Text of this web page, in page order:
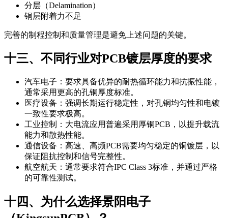
分层（Delamination）
铜层附着力不足
完善的制程控制和质量管理是避免上述问题的关键。
十三、不同行业对PCB镀层厚度的要求
汽车电子：要求具备优异的耐热循环能力和抗振性能，
通常采用更高的孔铜厚度标准。
医疗设备：强调长期运行稳定性，对孔铜均匀性和电镀
一致性要求极高。
工业控制：大电流应用普遍采用厚铜PCB，以提升载流
能力和散热性能。
通信设备：高速、高频PCB需要均匀稳定的铜镀层，以
保证阻抗控制和信号完整性。
航空航天：通常要求符合IPC Class 3标准，并通过严格
的可靠性测试。
十四、为什么选择景阳电子